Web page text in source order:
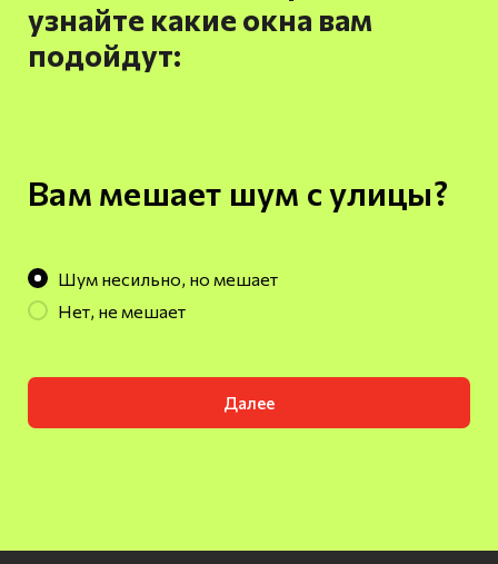
узнайте какие окна вам
подойдут:
Вам мешает шум с улицы?
Шум несильно, но мешает
Нет, не мешает
Далее